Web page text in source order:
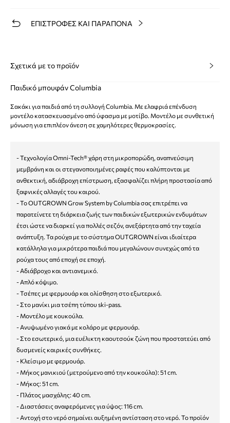
ΕΠΙΣΤΡΟΦΕΣ ΚΑΙ ΠΑΡΑΠΟΝΑ
Σχετικά με το προϊόν
Παιδικό μπουφάν Columbia
Σακάκι για παιδιά από τη συλλογή Columbia. Με ελαφριά επένδυση
μοντέλο κατασκευασμένο από ύφασμα με μοτίβο. Μοντέλο με συνθετική
μόνωση για επιπλέον άνεση σε χαμηλότερες θερμοκρασίες.
- Τεχνολογία Omni-Tech® χάρη στη μικροπορώδη, αναπνεύσιμη
μεμβράνη και οι στεγανοποιημένες ραφές που καλύπτονται με
ανθεκτική, αδιάβροχη επίστρωση, εξασφαλίζει πλήρη προστασία από
ξαφνικές αλλαγές του καιρού.
- Το OUTGROWN Grow System by Columbia σας επιτρέπει να
παρατείνετε τη διάρκεια ζωής των παιδικών εξωτερικών ενδυμάτων
έτσι ώστε να διαρκεί για πολλές σεζόν, ανεξάρτητα από την ταχεία
ανάπτυξη. Τα ρούχα με το σύστημα OUTGROWN είναι ιδιαίτερα
κατάλληλα για μικρότερα παιδιά που μεγαλώνουν συνεχώς από τα
ρούχα τους από εποχή σε εποχή.
- Αδιάβροχο και αντιανεμικό.
- Απλό κόψιμο.
- Τσέπες με φερμουάρ και ολίσθηση στο εξωτερικό.
- Στο μανίκι μια τσέπη τύπου ski-pass.
- Μοντέλο με κουκούλα.
- Ανυψωμένο γιακά με κολάρο με φερμουάρ.
- Στο εσωτερικό, μια ευέλικτη καουτσούκ ζώνη που προστατεύει από
δυσμενείς καιρικές συνθήκες.
- Κλείσιμο με φερμουάρ.
- Μήκος μανικιού (μετρούμενο από την κουκούλα): 51 cm.
- Μήκος: 51 cm.
- Πλάτος μασχάλης: 40 cm.
- Διαστάσεις αναφερόμενες για ύψος: 116 cm.
- Αντοχή στο νερό σημαίνει αυξημένη αντίσταση στο νερό. Το προϊόν